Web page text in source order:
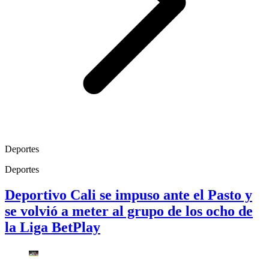
Deportes
Deportes
Deportivo Cali se impuso ante el Pasto y
se volvió a meter al grupo de los ocho de
la Liga BetPlay